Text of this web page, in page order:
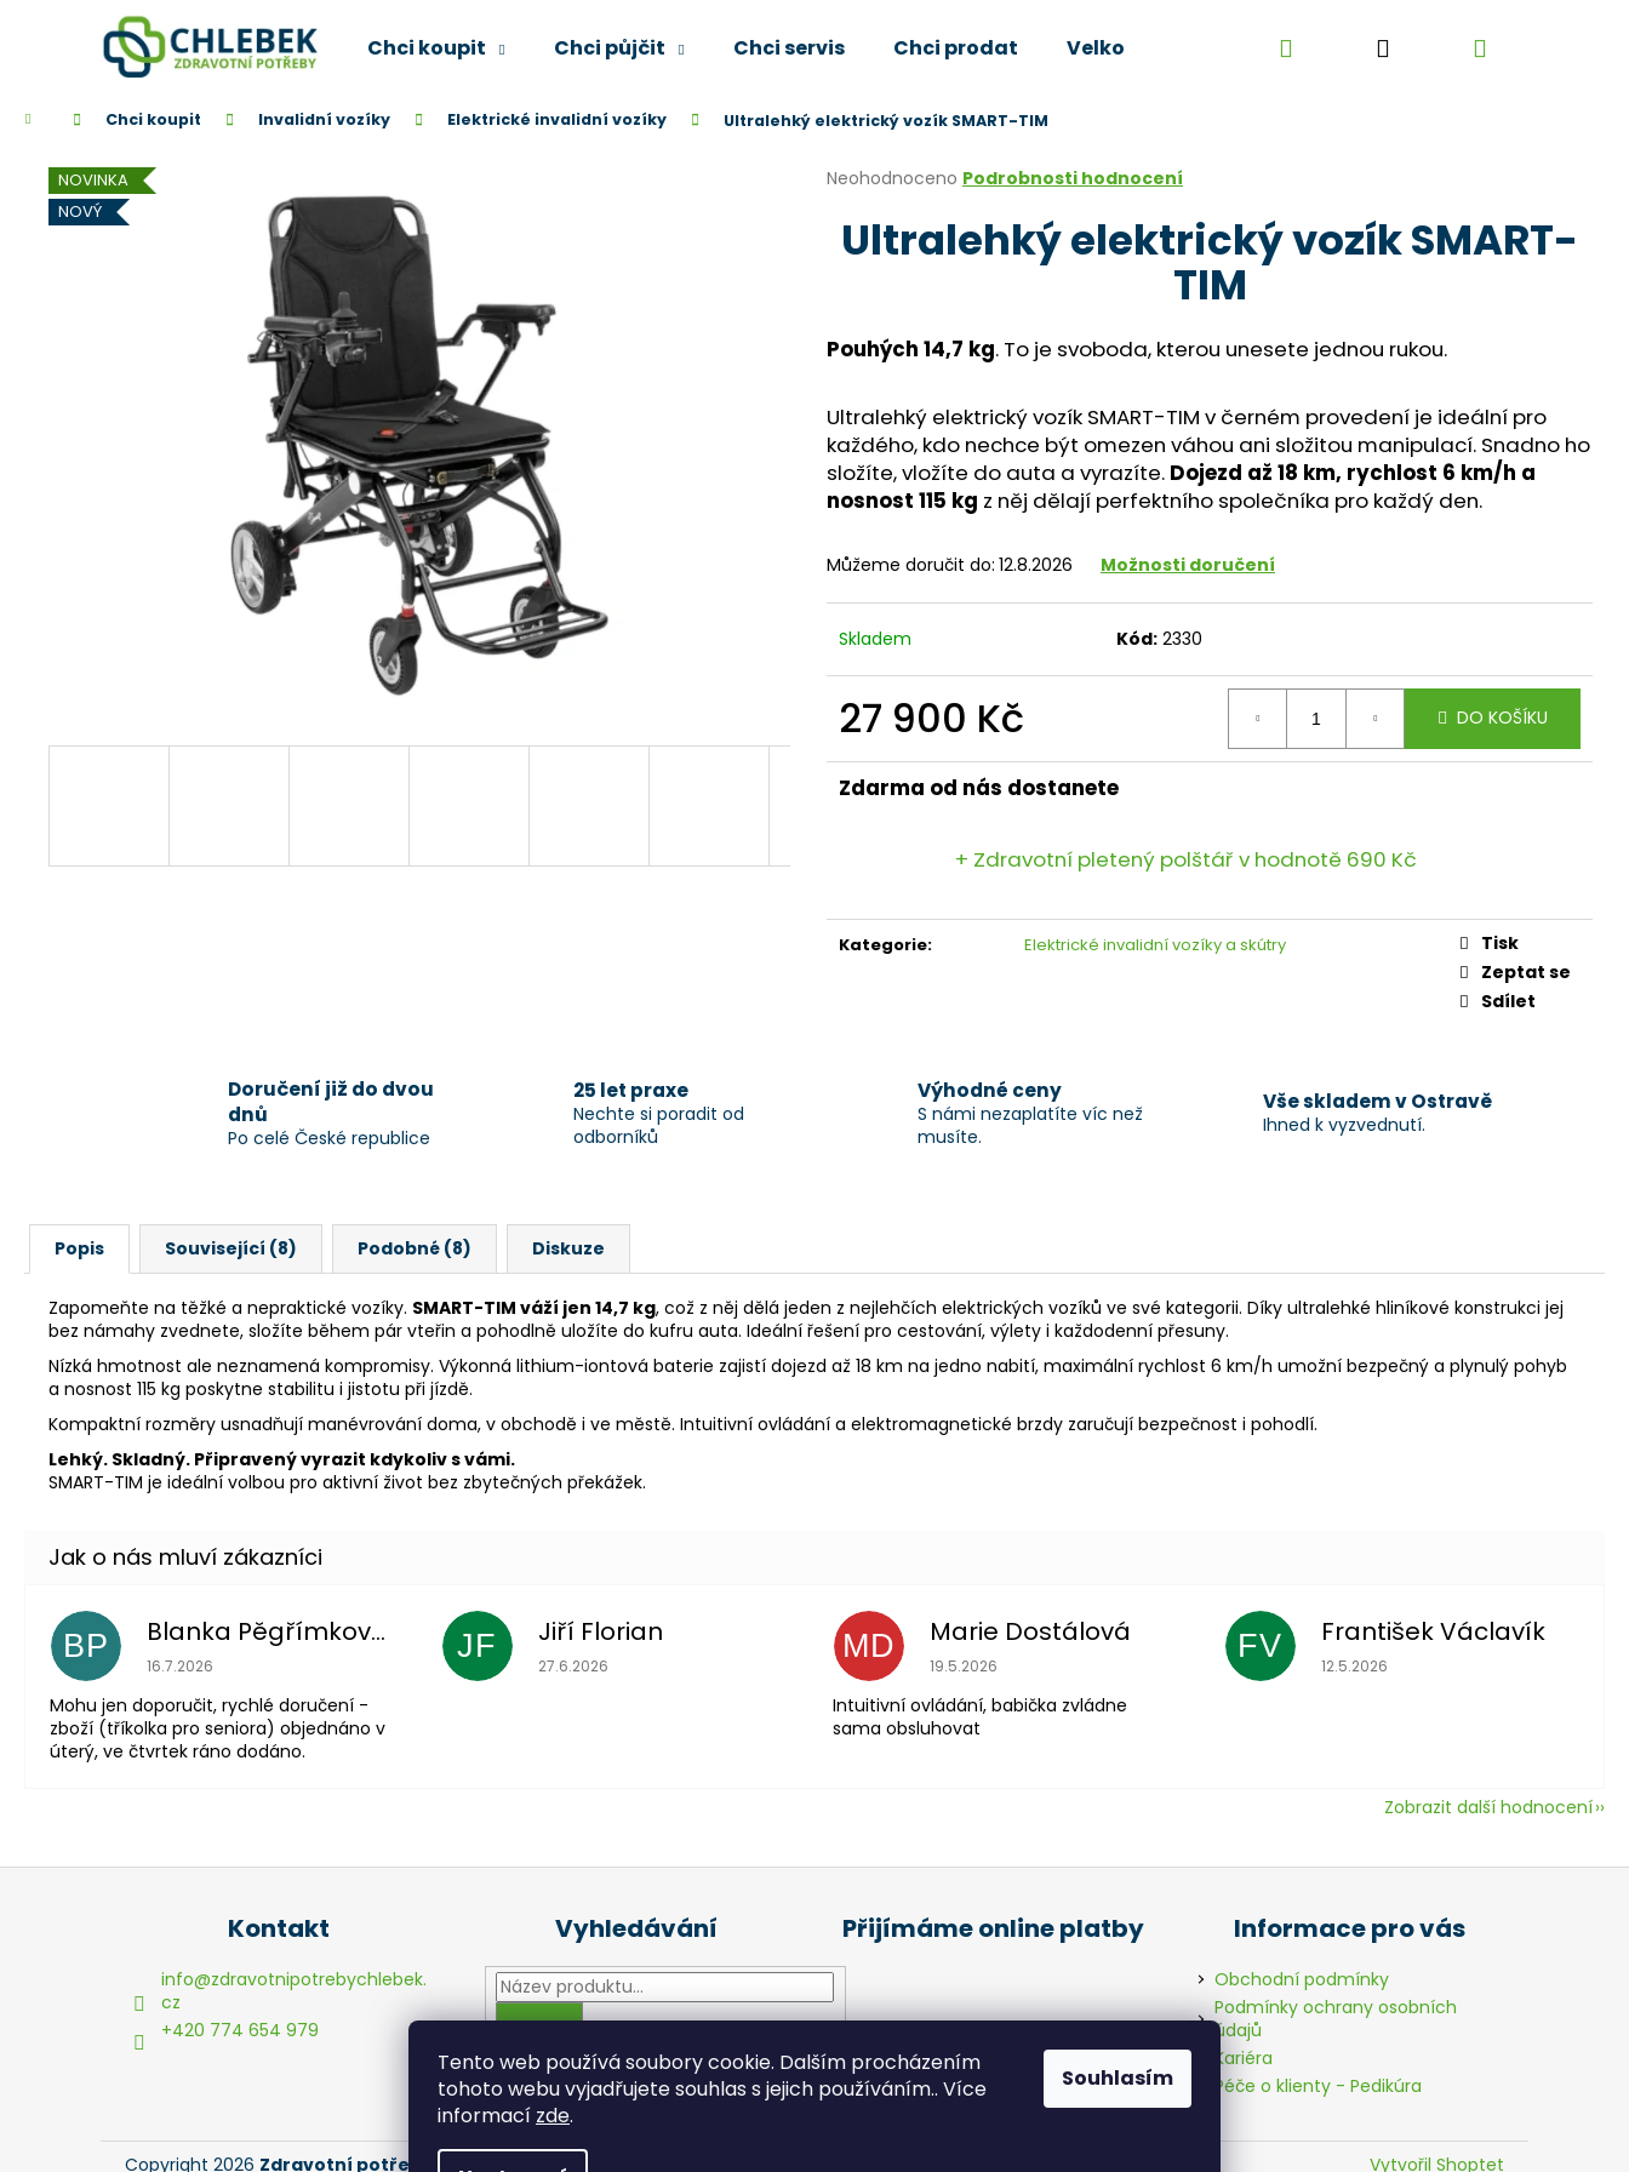
Tento web používá soubory cookie. Dalším procházením
tohoto webu vyjadřujete souhlas s jejich používáním.. Více
informací zde.
Souhlasím
Chci koupit Chci půjčit Chci servis Chci prodat Velkoobchod Kontakt Kariéra
Přihlášení
Domů Chci koupit Invalidní vozíky Elektrické invalidní vozíky Ultralehký elektrický vozík SMART-TIM
Průměrné
produktu
hvězdiček.
Neohodnoceno Podrobnosti hodnocení
Ultralehký elektrický vozík SMART-
TIM
Pouhých 14,7 kg. To je svoboda, kterou unesete jednou rukou.
Ultralehký elektrický vozík SMART-TIM v černém provedení je ideální pro
každého, kdo nechce být omezen váhou ani složitou manipulací. Snadno ho
složíte, vložíte do auta a vyrazíte. Dojezd až 18 km, rychlost 6 km/h a
nosnost 115 kg z něj dělají perfektního společníka pro každý den.
Můžeme doručit do: 12.8.2026 Možnosti doručení
Skladem Kód: 2330
27 900 Kč
cena:
DO KOŠÍKU
Zdarma od nás dostanete
+ Zdravotní pletený polštář v hodnotě 690 Kč
Kategorie: Elektrické invalidní vozíky a skútry
Tisk
Zeptat se
Sdílet
NOVINKA
NOVÝ
Doručení již do dvou
dnů
Po celé České republice
25 let praxe
Nechte si poradit od
odborníků
Výhodné ceny
S námi nezaplatíte víc než
musíte.
Vše skladem v Ostravě
Ihned k vyzvednutí.
Popis Související (8) Podobné (8) Diskuze
Zapomeňte na těžké a nepraktické vozíky. SMART-TIM váží jen 14,7 kg, což z něj dělá jeden z nejlehčích elektrických vozíků ve své kategorii. Díky ultralehké hliníkové konstrukci jej
bez námahy zvednete, složíte během pár vteřin a pohodlně uložíte do kufru auta. Ideální řešení pro cestování, výlety i každodenní přesuny.
Nízká hmotnost ale neznamená kompromisy. Výkonná lithium-iontová baterie zajistí dojezd až 18 km na jedno nabití, maximální rychlost 6 km/h umožní bezpečný a plynulý pohyb
a nosnost 115 kg poskytne stabilitu i jistotu při jízdě.
Kompaktní rozměry usnadňují manévrování doma, v obchodě i ve městě. Intuitivní ovládání a elektromagnetické brzdy zaručují bezpečnost i pohodlí.
Lehký. Skladný. Připravený vyrazit kdykoliv s vámi.
SMART-TIM je ideální volbou pro aktivní život bez zbytečných překážek.
BP Blanka Pěgřímková
Hodnocení obchodu je 5 z 5 hvězdiček.
16.7.2026
Mohu jen doporučit, rychlé doručení -
zboží (tříkolka pro seniora) objednáno v
úterý, ve čtvrtek ráno dodáno.
JF Jiří Florian
Hodnocení obchodu je 5 z 5 hvězdiček.
27.6.2026
MD Marie Dostálová
Hodnocení obchodu je 5 z 5 hvězdiček.
19.5.2026
Intuitivní ovládání, babička zvládne
sama obsluhovat
FV František Václavík
Hodnocení obchodu je 5 z 5
12.5.2026
Zobrazit další hodnocení
Zpět
obchodu
Zpět
obchodu
Co potřebujete najít?
HLEDAT
Z
Kontakt
info@zdravotnipotrebychlebek.
cz
+420 774 654 979
Vyhledávání Přijímáme online platby Informace pro vás
Obchodní podmínky
Podmínky ochrany osobních
údajů
Kariéra
Péče o klienty - Pedikúra
Vytvořil Shoptet
Copyright 2026 Zdravotní potřeby Chlebek . Všechna práva vyhrazena.